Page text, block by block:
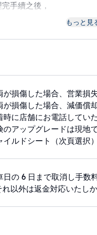
手續之後，
（如果不知道怎麼前往，
もっと見
が損傷した場合、営業損
が損傷した場合、減価償
時に店舗にお電話してい
のアップグレードは現地
イルドシート（次頁選択）
日の 6 日まで取消し手数
以外は返金対応いたしか